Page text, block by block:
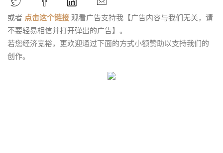
或者 点击这个链接 观看广告支持我【广告内容与我们无关，请
不要轻易相信并打开弹出的广告】。
若您经济宽裕，更欢迎通过下面的方式小额赞助以支持我们的
创作。